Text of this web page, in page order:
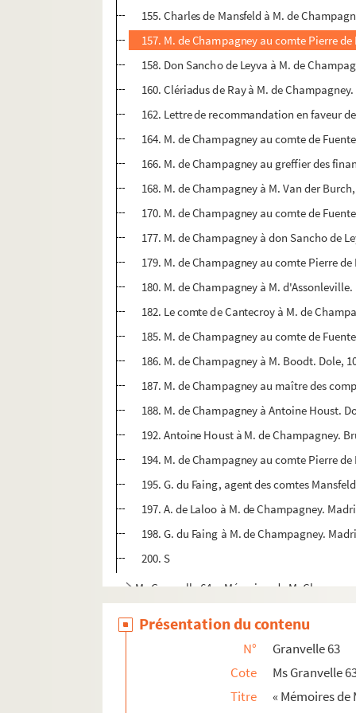
155. Charles de Mansfeld à M. de
157. M. de Champagney au comte Pierre
158. Don Sancho de Leyva à M. de
160. Clériadus de Ray à M. de
162. Lettre de recommandation en faveur
164. M. de Champagney au comte de
166. M. de Champagney au greffier des
168. M. de Champagney à M. Van der
170. M. de Champagney au comte de
177. M. de Champagney à don Sancho de
179. M. de Champagney au comte Pierre
180. M. de Champagney à M.
182. Le comte de Cantecroy à M. de
185. M. de Champagney au comte de
186. M. de Champagney à M. Boodt. Dole,
187. M. de Champagney au maître des
188. M. de Champagney à Antoine Houst.
192. Antoine Houst à M. de Champagney.
194. M. de Champagney au comte Pierre
195. G. du Faing, agent des comtes
197. A. de Laloo à M. de Champagney.
198. G. du Faing à M. de Champagney.
200. S
Ms Granvelle 64. « Mémoires de M.
Présentation du contenu
N°
Granvelle 63
Cote
Ms Granvelle
Titre
« Mémoires de